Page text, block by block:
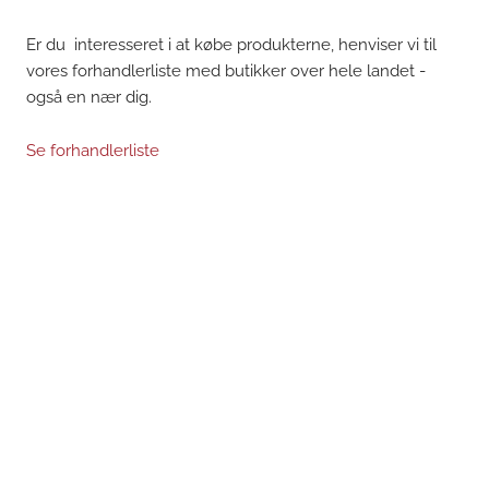
Er du interesseret i at købe produkterne, henviser vi til
vores forhandlerliste med butikker over hele landet -
også en nær dig.
Se forhandlerliste